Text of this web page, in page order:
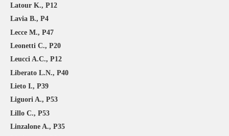
Latour K., P12
Lavia B., P4
Lecce M., P47
Leonetti C., P20
Leucci A.C., P12
Liberato L.N., P40
Lieto I., P39
Liguori A., P53
Lillo C., P53
Linzalone A., P35